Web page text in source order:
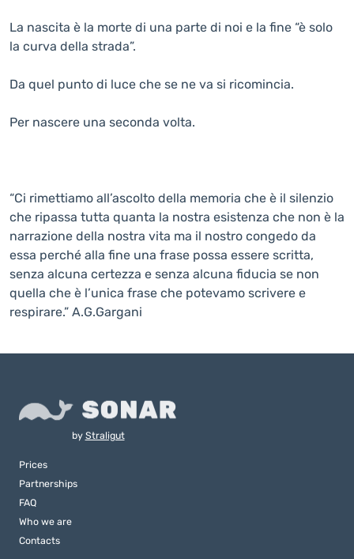
La nascita è la morte di una parte di noi e la fine “è solo
la curva della strada”.
Da quel punto di luce che se ne va si ricomincia.
Per nascere una seconda volta.
“Ci rimettiamo all’ascolto della memoria che è il silenzio
che ripassa tutta quanta la nostra esistenza che non è la
narrazione della nostra vita ma il nostro congedo da
essa perché alla fine una frase possa essere scritta,
senza alcuna certezza e senza alcuna fiducia se non
quella che è l’unica frase che potevamo scrivere e
respirare.” A.G.Gargani
by Straligut
Prices
Partnerships
FAQ
Who we are
Contacts